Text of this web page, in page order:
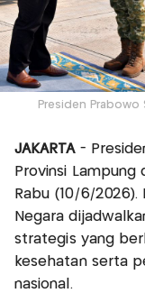
Presiden Prabowo
JAKARTA-
Provinsi Lampung
Rabu (10/6/
Negara
strategis yang
kesehatan serta
nasional.